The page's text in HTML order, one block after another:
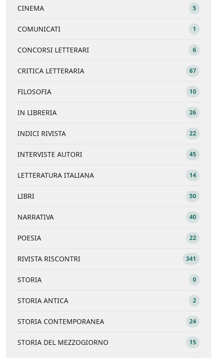
CINEMA 5
COMUNICATI 1
CONCORSI LETTERARI 6
CRITICA LETTERARIA 67
FILOSOFIA 10
IN LIBRERIA 26
INDICI RIVISTA 22
INTERVISTE AUTORI 45
LETTERATURA ITALIANA 14
LIBRI 50
NARRATIVA 40
POESIA 22
RIVISTA RISCONTRI 341
STORIA 0
STORIA ANTICA 2
STORIA CONTEMPORANEA 24
STORIA DEL MEZZOGIORNO 15